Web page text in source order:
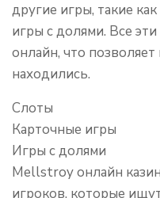
другие игры, такие
игры с долями. Все
онлайн, что
находились.
Слоты
Карточные игры
Игры с долями
Мellstroy онлайн
игроков, которые